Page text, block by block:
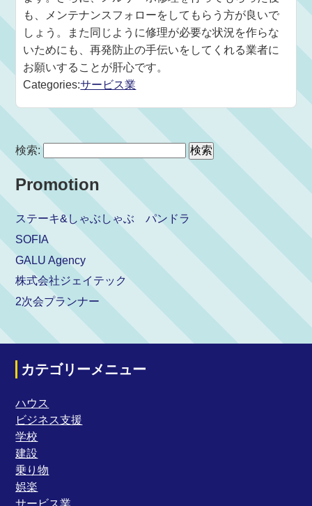
も、メンテナンスフォローをしてもらう方が良いで
しょう。また同じように修理が必要な状況を作らな
いためにも、再発防止の手伝いをしてくれる業者に
お願いすることが肝心です。
Categories:サービス業
検索:
Promotion
ステーキ&しゃぶしゃぶ パンドラ
SOFIA
GALU Agency
株式会社ジェイテック
2次会プランナー
カテゴリーメニュー
ハウス
ビジネス支援
学校
建設
乗り物
娯楽